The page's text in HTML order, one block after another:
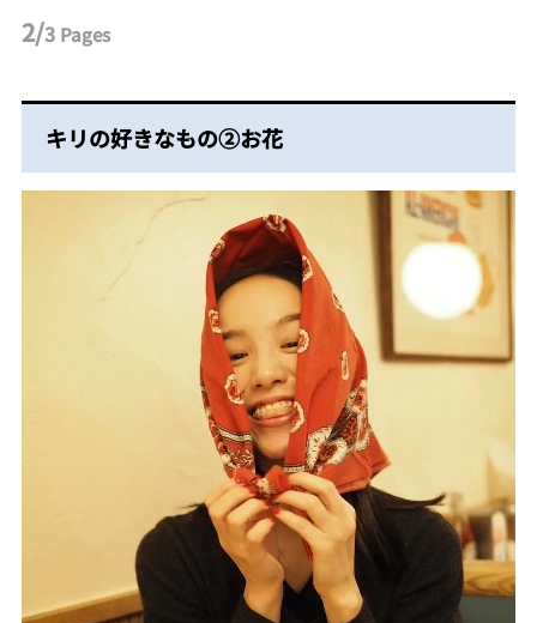
2/3 Pages
キリの好きなもの②お花